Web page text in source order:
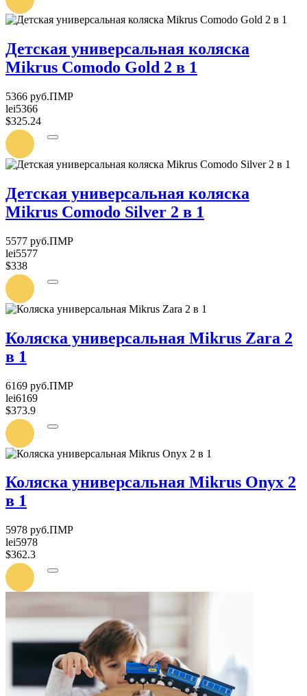
ПОСТУПЛЕНИИ
Детская универсальная коляска
Mikrus Comodo Gold 2 в 1
5366 руб.ПМР
lei5366
$325.24
УВЕДОМИТЬ
ПОСТУПЛЕНИИ
Детская универсальная коляска
Mikrus Comodo Silver 2 в 1
5577 руб.ПМР
lei5577
$338
УВЕДОМИТЬ
ПОСТУПЛЕНИИ
Коляска универсальная Mikrus Zara 2
в 1
6169 руб.ПМР
lei6169
$373.9
УВЕДОМИТЬ
ПОСТУПЛЕНИИ
Коляска универсальная Mikrus Onyx 2
в 1
5978 руб.ПМР
lei5978
$362.3
УВЕДОМИТЬ
ПОСТУПЛЕНИИ